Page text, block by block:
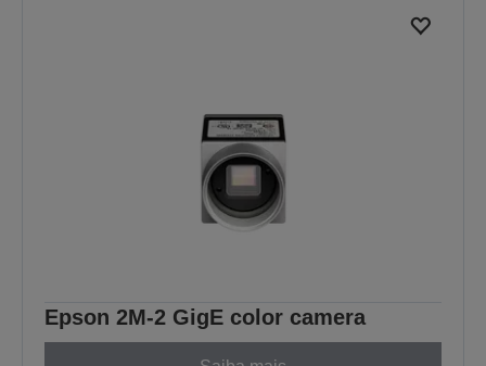
Epson 2M-2 GigE color camera